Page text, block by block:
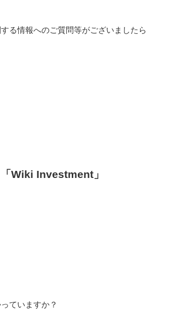
る情報へのご質問等がございましたら
Wiki Investment」
ていますか？